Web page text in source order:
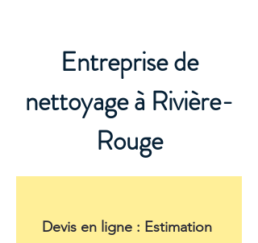
Entreprise de
nettoyage à Rivière-
Rouge
Devis en ligne : Estimation